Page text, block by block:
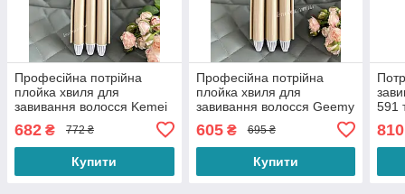
Професійна потрійна
плойка хвиля для
завивання волосся Kemei
діаметром 22 мм
682 ₴ 772 ₴
Купити
Професійна потрійна
плойка хвиля для
завивання волосся Geemy
GM-1988 щипці діаметром
25 мм
605₴ 695 ₴
Купити
591
810